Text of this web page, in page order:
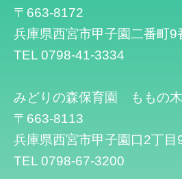
〒663-8172
兵庫県西宮市甲子園二番町9
TEL 0798-41-3334
みどりの森保育園 ももの木
〒663-8113
兵庫県西宮市甲子園口2丁目
TEL 0798-67-3200